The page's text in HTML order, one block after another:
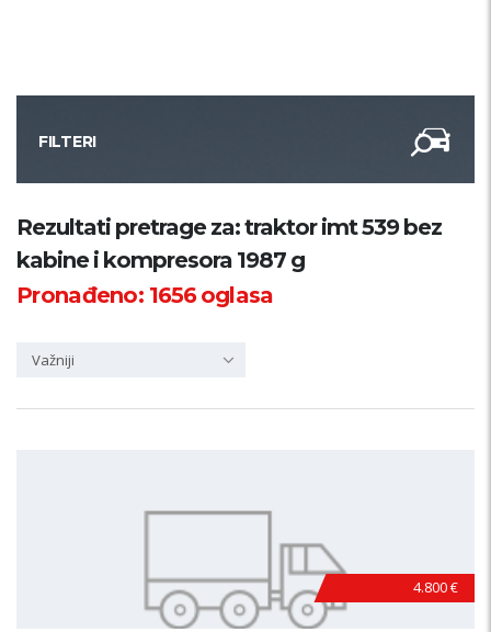
FILTERI
Kategorija
Županija
Rezultati pretrage za: traktor imt 539 bez
kabine i kompresora 1987 g
Pronađeno: 1656oglasa
Važniji
4.800 €